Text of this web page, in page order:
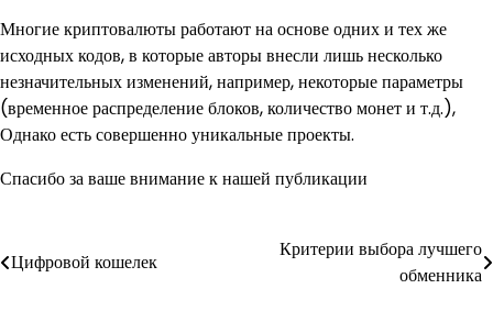
Многие криптовалюты работают на основе одних и тех же
исходных кодов, в которые авторы внесли лишь несколько
незначительных изменений, например, некоторые параметры
(временное распределение блоков, количество монет и т.д.),
Однако есть совершенно уникальные проекты.
Спасибо за ваше внимание к нашей публикации
Навигация
Цифровой кошелек
Критерии выбора лучшего
обменника